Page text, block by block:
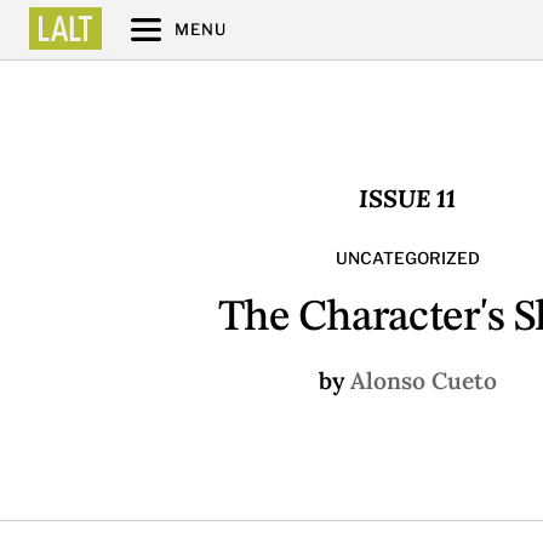
MENU
ISSUE 11
UNCATEGORIZED
The Character's
byAlonso Cueto